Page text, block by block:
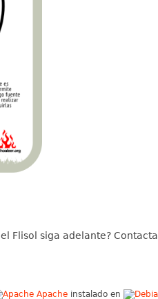
Flisol siga adelante?
Apache instalado en